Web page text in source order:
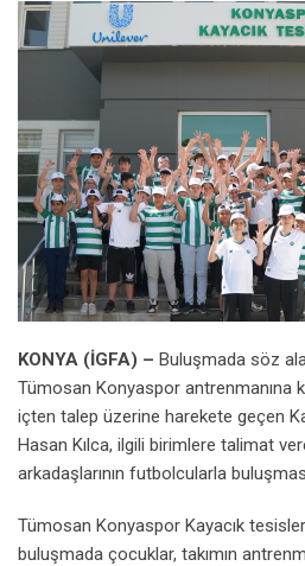
KONYA (İGFA) – Buluşmada söz
Tümosan Konyaspor antrenmanına
içten talep üzerine harekete geçen
Hasan Kılca, ilgili birimlere talimat
arkadaşlarının futbolcularla
Tümosan Konyaspor Kayacık
buluşmada çocuklar, takımın